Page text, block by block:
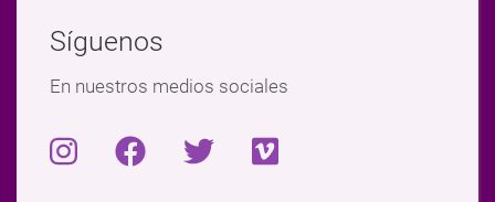
Síguenos
En nuestros medios sociales